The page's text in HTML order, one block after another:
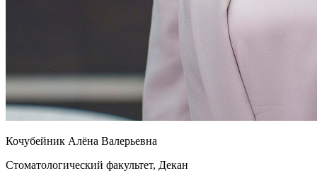
Кочубейник Алёна Валерьевна
Стоматологический факультет, Декан